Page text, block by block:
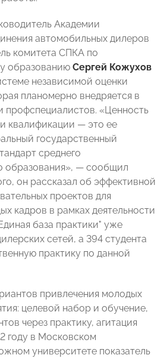
Академии
автомобильных дилеров
комитета СПКА по
образованию Сергей Кожухов
независимой оценки
планомерно внедряется в
профспециалистов. «Ценность
квалификации — это ее
государственный
среднего
образования», — сообщил
он рассказал об эффективной
проектов для
кадров в рамках деятельности
база практики" уже
сетей, а 394 студента
практику по данной
привлечения молодых
целевой набор и обучение,
через практику, агитация
году в Московском
университете показатель